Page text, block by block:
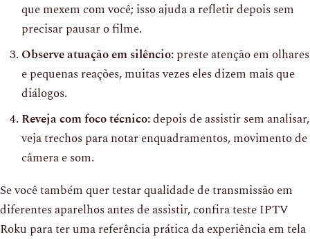
que mexem com você; isso ajuda a refletir depois sem
precisar pausar o filme.
Observe atuação em silêncio:preste atenção em olhares
e pequenas reações, muitas vezes eles dizem mais que
diálogos.
Reveja com foco técnico:depois de assistir sem analisar,
veja trechos para notar enquadramentos, movimento de
câmera e som.
Se você também quer testar qualidade de transmissão em
diferentes aparelhos antes de assistir, confira teste IPTV
Roku para ter uma referência prática da experiência em tela